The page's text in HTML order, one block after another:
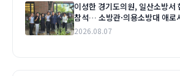
이성한 경기도의원, 일산소방서
참석… 소방관·의용소방대 애로
2026.08.07